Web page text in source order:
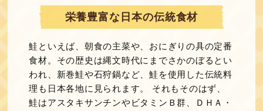
栄養豊富な日本の伝統食材
鮭といえば、朝食の主菜や、おにぎりの具の定番
食材。その歴史は縄文時代にまでさかのぼるとい
われ、新巻鮭や石狩鍋など、鮭を使用した伝統料
理も日本各地に見られます。 それもそのはず、
鮭はアスタキサンチンやビタミンＢ群、ＤＨＡ・